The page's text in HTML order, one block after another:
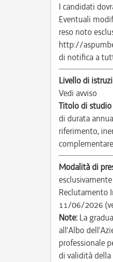
I candidati
Eventuali
reso noto
http://
di notifica a
Livello di
Vedi avviso
Titolo di studio
di durata
riferimento,
Modalità di
Reclutamento
11/06/2026
Note: La
all’Albo
professionale
di validità della